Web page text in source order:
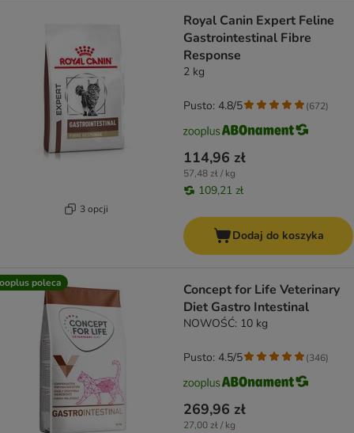
3 opcji
Royal Canin Expert Feline
Gastrointestinal Fibre
Response
2 kg
114,96 zł
57,48 zł / kg
109,21 zł
Pusto: 4.8/5 (672)
Dodaj do koszyka
poleca
Concept for Life Veterinary
Diet Gastro Intestinal
NOWOŚĆ: 10 kg
269,96 zł
27,00 zł / kg
Pusto: 4.5/5 (346)